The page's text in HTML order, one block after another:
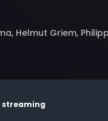
Helmut Griem,
Shaban
Chantal Perrin, Yves
Cerioni, Jean-
Boscariol
streaming